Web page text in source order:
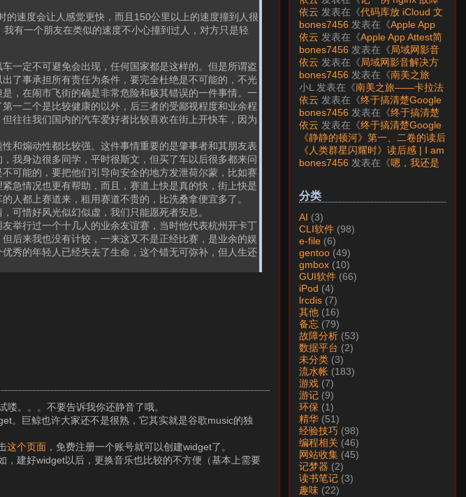
速度会让人感觉更快，而且150公里以上的速度撞到人很
有一个朋友在类似的速度不小心撞到过人，对方只是轻
一定不可避免会出现，任何国家都是这样的。但是所谓盗
了事承担所有责任为条件，要完全杜绝是不可能的，不光
，在闹市飞街的确是非常危险和极其错误的一件事情。一
一二个是比较健康的以外，后三者的受鄙视程度和业余程
往往我们国内的汽车爱好者比较喜欢在街上开快车，因为
和煽动性都比较强。这件事情重要的是肇事者和其朋友表
我身边很多同学，平时很斯文，但买了车以后很多都来问
可能的，要把他们引导向安全的地方发泄荷尔蒙，比如赛
急情况也更有帮助，而且，赛道上快是真的快，街上快是
人都上赛道来，租用赛道不贵的，比洗桑拿便宜多了。
可惜好风光似幻似虚，我们只能愿死者安息。
举行过一个十几人的业余友谊赛，当时他代表杭州开卡丁
后来我也没有计较，一来这又不是正经比赛，是业余的娱
秀的年轻人已经失去了生命，这个错无可弥补，但人生还
。。。不要告诉我你还静音了哦。
。巨鲸也许大家还不是很熟，它其实就是谷歌music的独
这个页面 ，免费注册一个账号就可以创建widget了。
建好widget以后，更换音乐也比较的不方便（基本上需要
分析 》
依云 发表在《代码库放 iCloud 文
件夹会怎样？》
bones7456 发表在《Apple App
Attest简介》
依云 发表在《Apple App Attest简
介》
bones7456 发表在《局域网影音
解决方案——Jellyfin》
依云 发表在《局域网影音解决方
案——Jellyfin》
bones7456 发表在《南美之旅
——卡拉法特看莫雷诺大冰川》
小L 发表在《南美之旅——卡拉法
特看莫雷诺大冰川》
依云 发表在《终于搞清楚Google
账号的所属国家的逻辑了》
bones7456 发表在《终于搞清楚
Google账号的所属国家的逻辑
了》
依云 发表在《终于搞清楚Google
账号的所属国家的逻辑了》
《静静的顿河》第一、二卷的读后
感 | I am LAZY bones?发表在
《《人类群星闪耀时》读后感》
《人类群星闪耀时》读后感 | I am
LAZY bones?发表在《
《显微镜
bones7456 发表在《嗯，我还是
分类
AI (3)
CLI软件 (98)
e-file (6)
gentoo (49)
gmbox (10)
GUI软件 (66)
iPod (4)
lrcdis (7)
其他 (16)
备忘 (79)
故障分析 (53)
数据平台 (2)
未分类 (3)
流水帐 (183)
游戏 (7)
游记 (9)
环保 (1)
精华 (51)
经验技巧 (98)
编程相关 (46)
网站收集 (45)
记梦器 (2)
读书笔记 (3)
趣味 (22)